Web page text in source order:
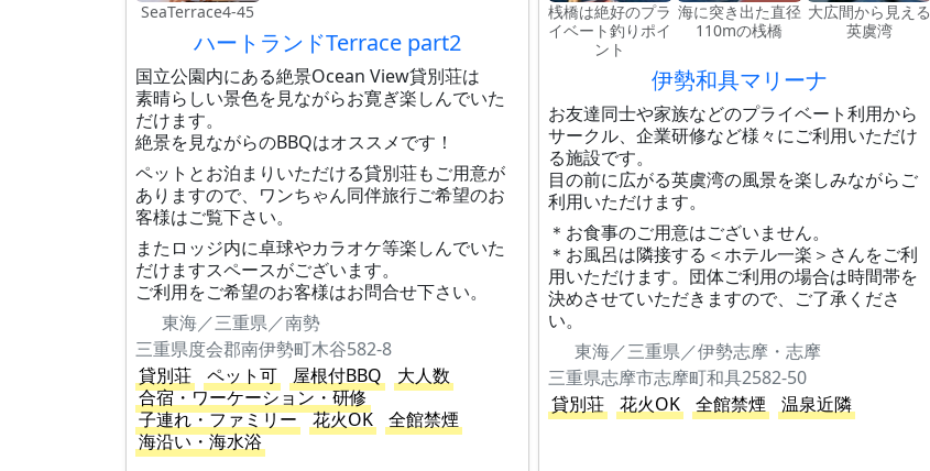
SeaTerrace4-45
ハートランドTerrace part2
国立公園内にある絶景Ocean View貸別荘は
素晴らしい景色を見ながらお寛ぎ楽しんでいた
だけます。
絶景を見ながらのBBQはオススメです！
ペットとお泊まりいただける貸別荘もご用意が
ありますので、ワンちゃん同伴旅行ご希望のお
客様はご覧下さい。
またロッジ内に卓球やカラオケ等楽しんでいた
だけますスペースがございます。
ご利用をご希望のお客様はお問合せ下さい。
東海／三重県／南勢
三重県度会郡南伊勢町木谷582-8
貸別荘
ペット可 屋根付BBQ
大人数
合宿・ワーケーション・研修
子連れ・ファミリー
花火OK
全館禁煙
海沿い・海水浴
桟橋は絶好のプラ
イベート釣りポイ
ント
海に突き出た直径
110mの桟橋
大広間から見える
英虞湾
伊勢和具マリーナ
お友達同士や家族などのプライベート利用から
サークル、企業研修など様々にご利用いただけ
る施設です。
目の前に広がる英虞湾の風景を楽しみながらご
利用いただけます。
＊お食事のご用意はございません。
＊お風呂は隣接する＜ホテル一楽＞さんをご利
用いただけます。団体ご利用の場合は時間帯を
決めさせていただきますので、ご了承くださ
い。
東海／三重県／伊勢志摩・志摩
三重県志摩市志摩町和具2582-50
貸別荘
花火OK 全館禁煙 温泉近隣